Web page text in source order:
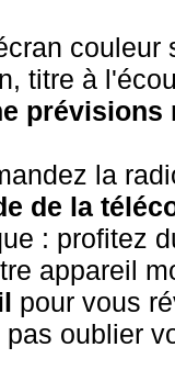
couleur
titre à
prévisions
la
de la
: profitez
appareil
pour vous
pas oublier